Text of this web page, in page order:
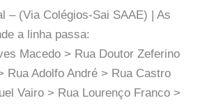
– (Via Colégios-Sai SAAE) | As
a linha passa:
Macedo > Rua Doutor Zeferino
Rua Adolfo André > Rua Castro
Vairo > Rua Lourenço Franco >